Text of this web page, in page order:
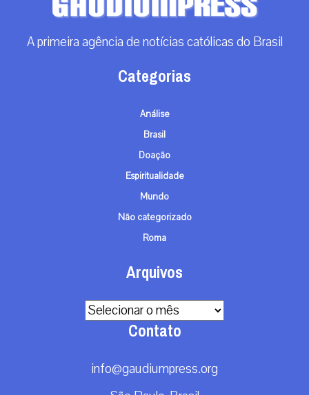
A primeira agência de notícias católicas do Brasil
Categorias
Análise
Brasil
Doação
Espiritualidade
Mundo
Não categorizado
Roma
Arquivos
Arquivos
Contato
info@gaudiumpress.org